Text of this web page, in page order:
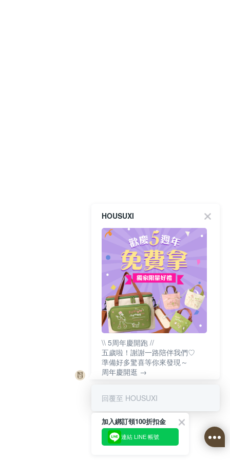
HOUSUXI
\\ 5周年慶開跑 //
五歲啦！謝謝一路陪伴我們♡
準備好多驚喜等你來發現～
周年慶開逛 →
回覆至 HOUSUXI
加入綁訂領100折扣金
連結 LINE 帳號